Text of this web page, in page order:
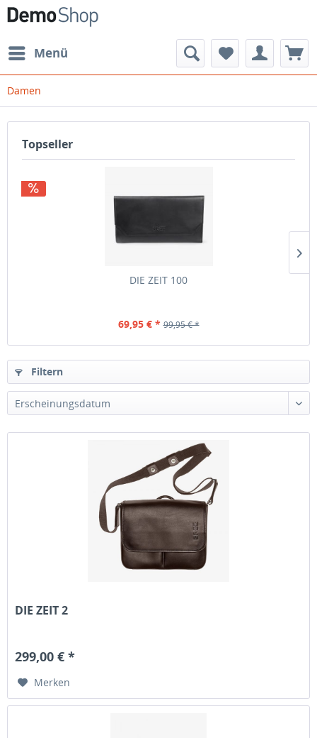
Menü
Damen
Topseller
DIE ZEIT 100
69,95 € * 99,95 € *
Filtern
Erscheinungsdatum
DIE ZEIT 2
299,00 € *
Merken